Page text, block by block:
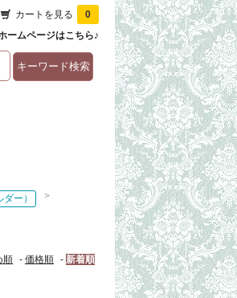
カートを見る
0
ームページはこちら♪
ー） >
順 - 価格順 - 新着順